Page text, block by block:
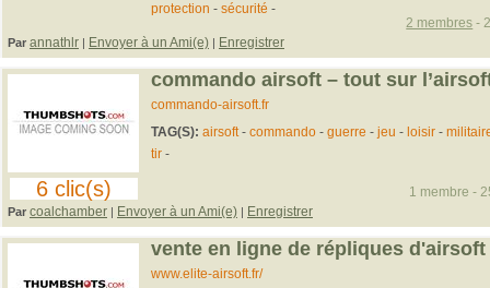
protection - sécurité -
Par annathlr | Envoyer à un Ami(e) | Enregistrer
2 membres -
6 clic(s)
commando airsoft – tout sur
commando-airsoft.fr
TAG(S): airsoft- commando- guerre - jeu - loisir-
tir -
Par coalchamber | Envoyer à un Ami(e) | Enregistrer
1 membre -
vente en ligne de répliques
www.elite-airsoft.fr/